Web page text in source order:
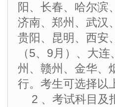
阳、长春、哈尔滨
济南、郑州、武汉
贵阳、昆明、西安
（5、9月）、大
州、赣州、金华、
行。考生可选择以
2 、考试科目及